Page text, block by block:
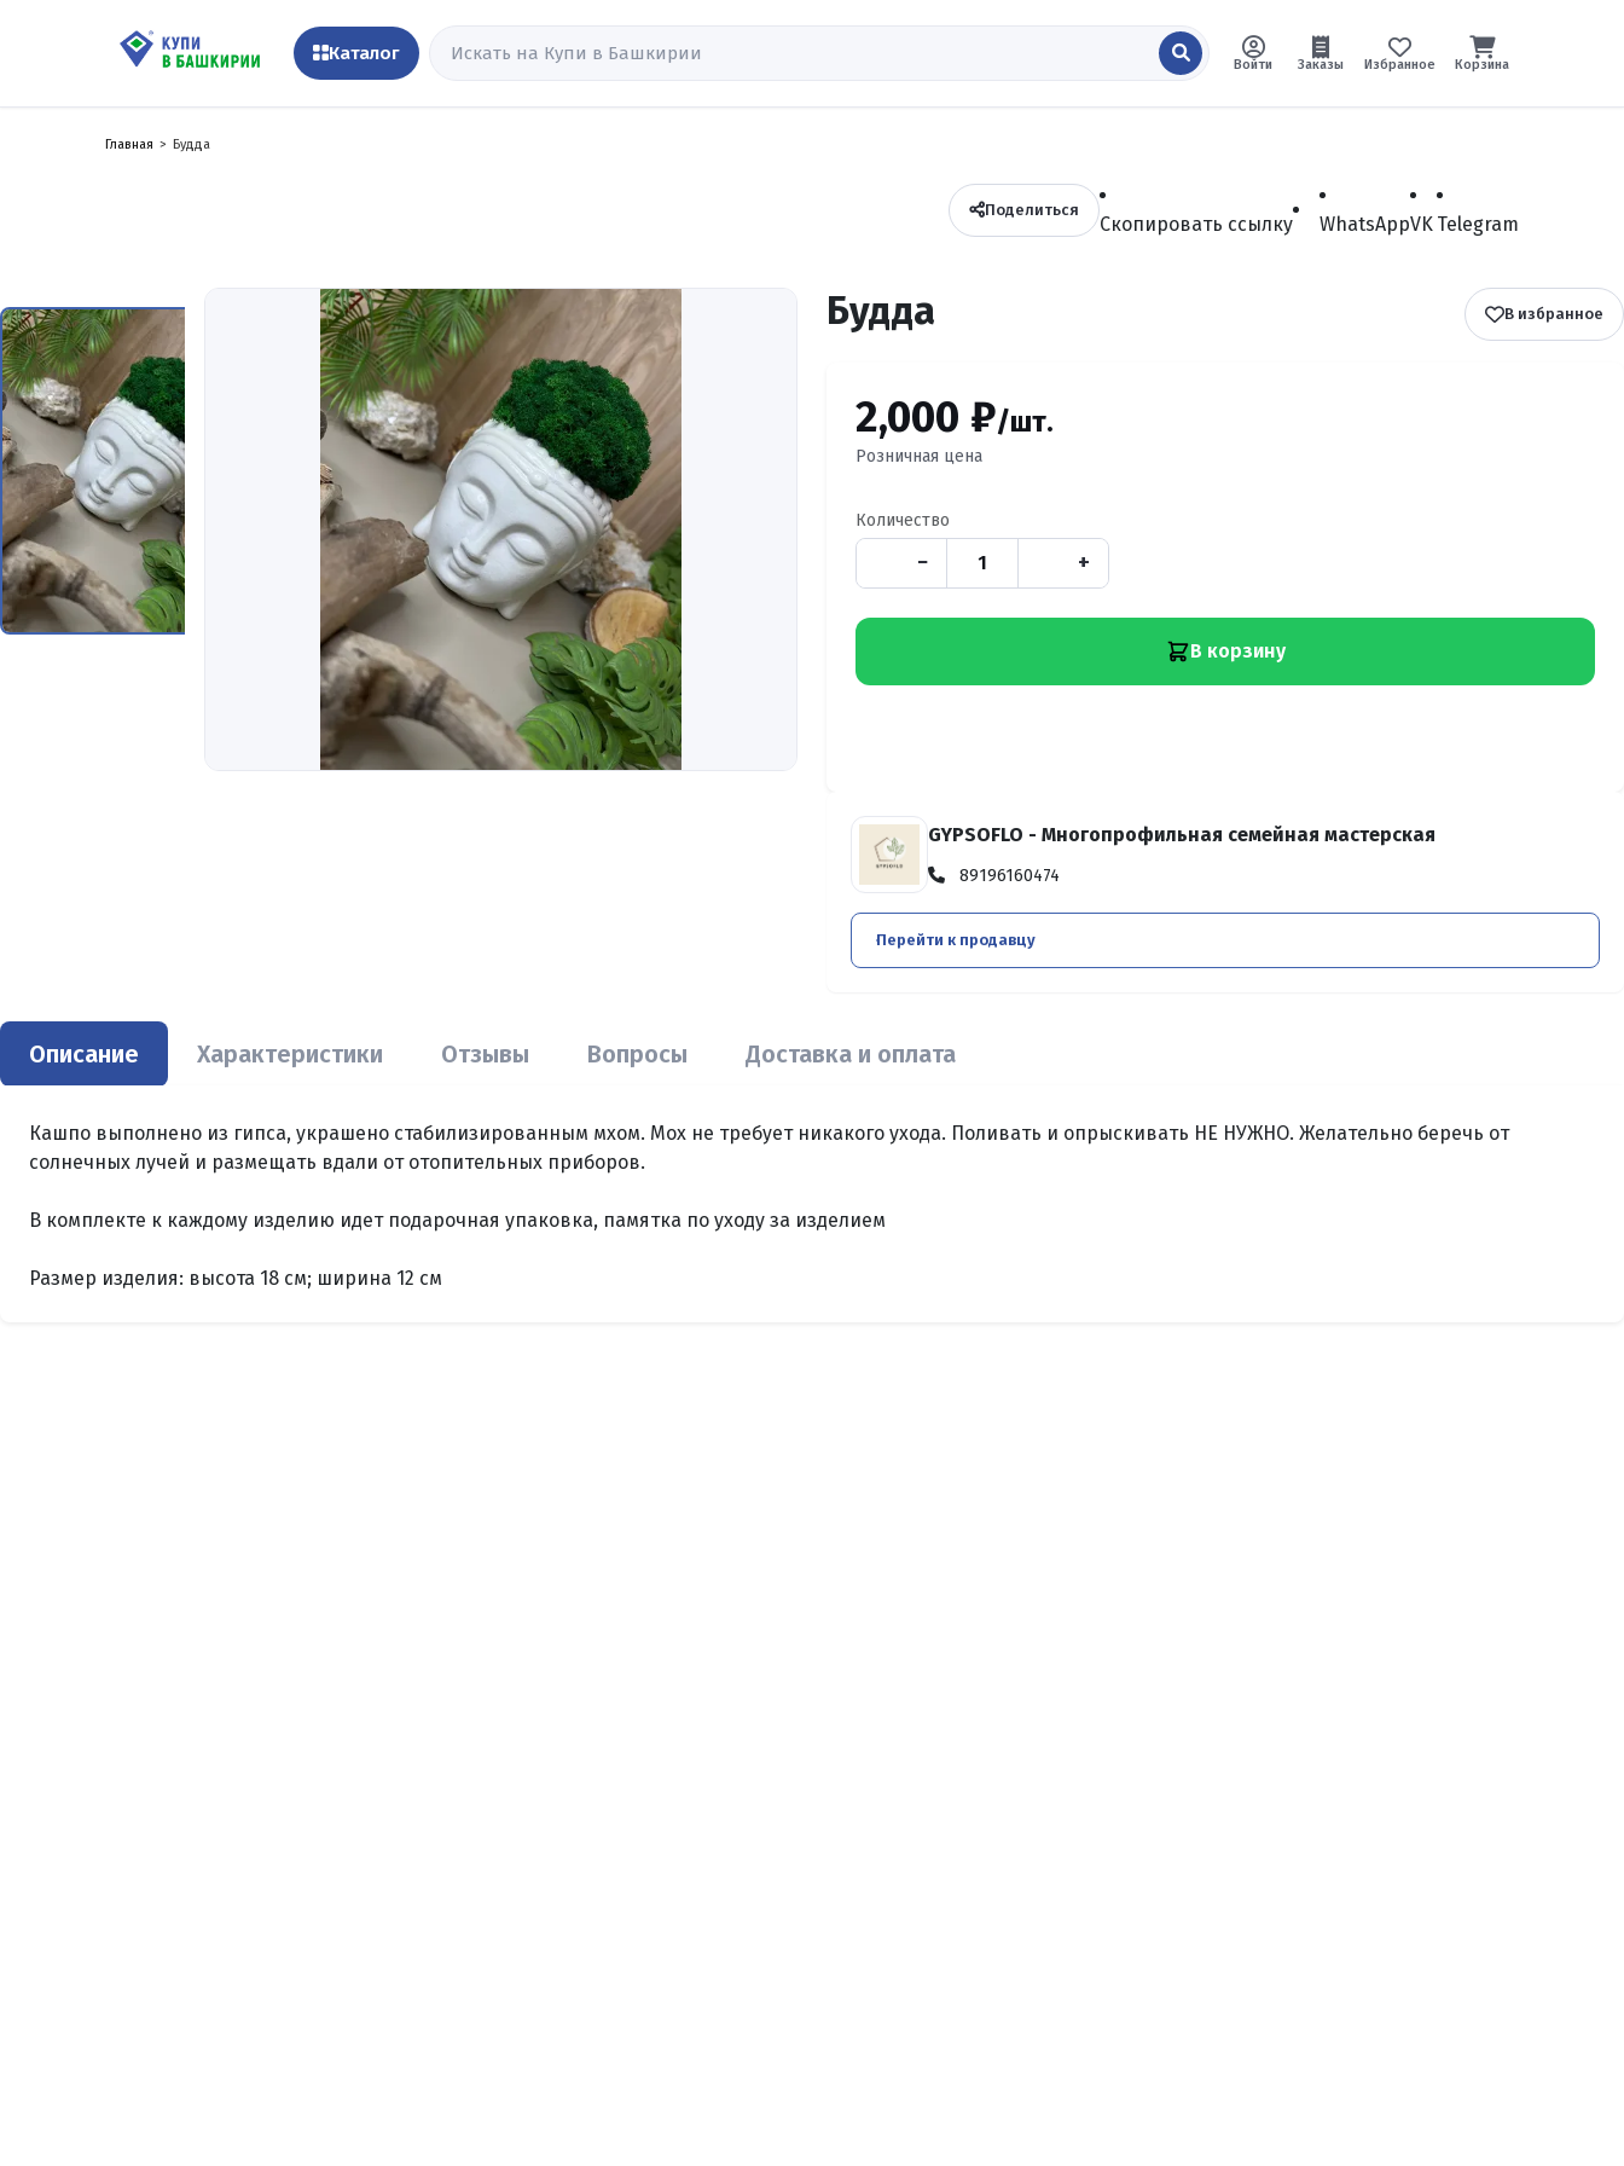
Каталог
Войти Заказы Избранное Корзина
Главная Будда
Поделиться
Скопировать ссылку WhatsAppVK Telegram
Будда В избранное
2,000 ₽/шт.
Розничная цена
Количество
− +
В корзину
GYPSOFLO - Многопрофильная семейная мастерская
89196160474
Перейти к продавцу
Описание Характеристики Отзывы Вопросы Доставка и оплата
Кашпо выполнено из гипса, украшено стабилизированным мхом. Мох не требует никакого ухода. Поливать и опрыскивать НЕ НУЖНО. Желательно беречь от
солнечных лучей и размещать вдали от отопительных приборов.
В комплекте к каждому изделию идет подарочная упаковка, памятка по уходу за изделием
Размер изделия: высота 18 см; ширина 12 см